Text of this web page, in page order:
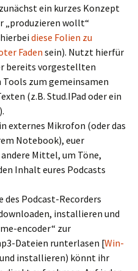
ein kurzes Konzept
„produzieren wollt“
diese Folien zu
Faden sein). Nutzt hierfür
bereits vorgestellten
zum gemeinsamen
(z.B. Stud.IPad oder ein
externes Mikrofon (oder das
Notebook), euer
Mittel, um Töne,
Inhalt eures Podcasts
des Podcast-Recorders
installieren und
encoder“ zur
Dateien runterlasen [Win-
installieren) könnt ihr